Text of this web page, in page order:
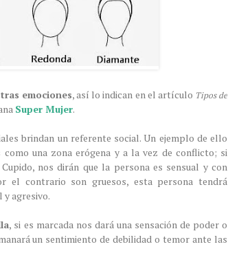
emociones, así lo indican en el artículo Tipos de
Super Mujer.
brindan un referente social. Un ejemplo de ello
como una zona erógena y a la vez de conflicto; si
nos dirán que la persona es sensual y con
el contrario son gruesos, esta persona tendrá
y agresivo.
, si es marcada nos dará una sensación de poder o
un sentimiento de debilidad o temor ante las